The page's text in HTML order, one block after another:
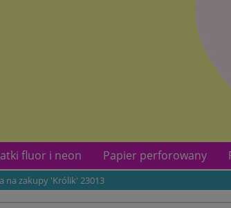
fluor i neon Papier perforowany
Kontakt
na zakupy 'Królik' 23013